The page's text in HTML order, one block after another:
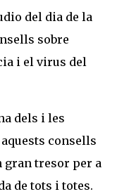
del dia de la
sobre
i el virus del
dels i les
consells
gran tresor per a
de tots i totes.